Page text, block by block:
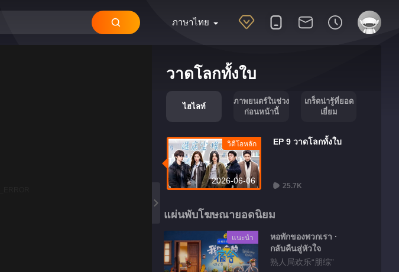
ภาษาไทย
วาดโลกทั้งใบ
ไฮไลท์
ภาพยนตร์ในช่วง
ก่อนหน้านี้
เกร็ดน่ารู้ที่ยอด
เยี่ยม
2026-06-06
วิดีโอหลัก EP 9 วาดโลกทั้งใบ
25.7K
แผ่นพับโฆษณายอดนิยม
แนะนำ
หอพักของพวกเรา ·
กลับคืนสู่หัวใจ
熟人局欢乐“朋综”